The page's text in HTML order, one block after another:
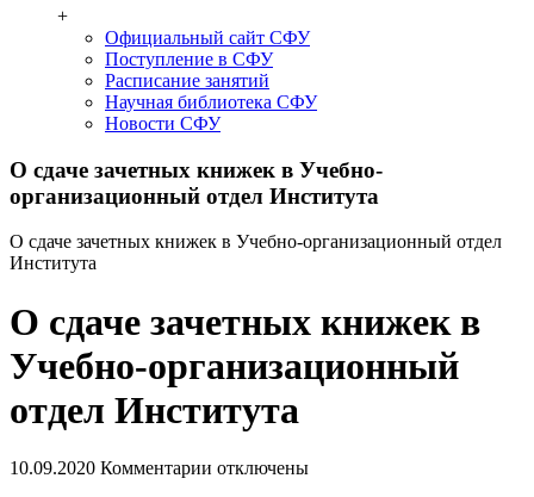
+
Официальный сайт СФУ
Поступление в СФУ
Расписание занятий
Научная библиотека СФУ
Новости СФУ
О сдаче зачетных книжек в Учебно-
организационный отдел Института
О сдаче зачетных книжек в Учебно-организационный отдел
Института
О сдаче зачетных книжек в
Учебно-организационный
отдел Института
10.09.2020 Комментарии отключены